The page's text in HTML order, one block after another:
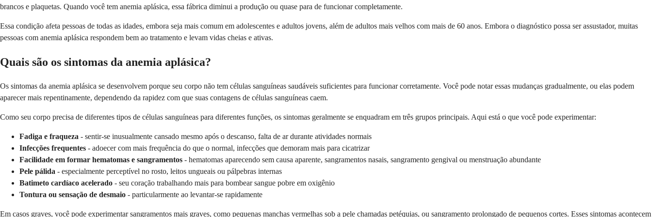
brancos e plaquetas. Quando você tem anemia aplásica, essa fábrica diminui a produção ou quase para de funcionar completamente.
Essa condição afeta pessoas de todas as idades, embora seja mais comum em adolescentes e adultos jovens, além de adultos mais velhos com mais de 60 anos. Embora o diagnóstico possa ser assustador, muitas
pessoas com anemia aplásica respondem bem ao tratamento e levam vidas cheias e ativas.
Quais são os sintomas da anemia aplásica?
Os sintomas da anemia aplásica se desenvolvem porque seu corpo não tem células sanguíneas saudáveis suficientes para funcionar corretamente. Você pode notar essas mudanças gradualmente, ou elas podem
aparecer mais repentinamente, dependendo da rapidez com que suas contagens de células sanguíneas caem.
Como seu corpo precisa de diferentes tipos de células sanguíneas para diferentes funções, os sintomas geralmente se enquadram em três grupos principais. Aqui está o que você pode experimentar:
Fadiga e fraqueza - sentir-se inusualmente cansado mesmo após o descanso, falta de ar durante atividades normais
Infecções frequentes - adoecer com mais frequência do que o normal, infecções que demoram mais para cicatrizar
Facilidade em formar hematomas e sangramentos - hematomas aparecendo sem causa aparente, sangramentos nasais, sangramento gengival ou menstruação abundante
Pele pálida - especialmente perceptível no rosto, leitos ungueais ou pálpebras internas
Batimeto cardíaco acelerado - seu coração trabalhando mais para bombear sangue pobre em oxigênio
Tontura ou sensação de desmaio - particularmente ao levantar-se rapidamente
Em casos graves, você pode experimentar sangramentos mais graves, como pequenas manchas vermelhas sob a pele chamadas petéquias, ou sangramento prolongado de pequenos cortes. Esses sintomas acontecem